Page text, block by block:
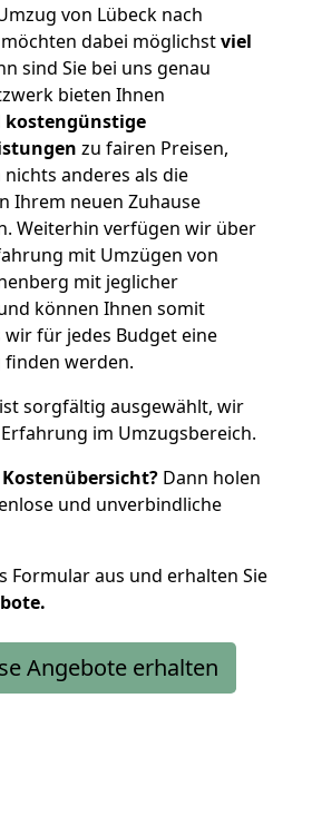
von Lübeck nach
dabei möglichstviel
sind Sie bei uns genau
bieten Ihnen
kostengünstige
zu fairen Preisen,
anderes als die
Ihrem neuen Zuhause
Weiterhin verfügen wir über
mit Umzügen von
mit jeglicher
können Ihnen somit
für jedes Budget eine
finden werden.
ist sorgfältig ausgewählt, wir
im Umzugsbereich.
Kostenübersicht? Dann holen
und unverbindliche
Formular aus und erhalten Sie
Angebote erhalten